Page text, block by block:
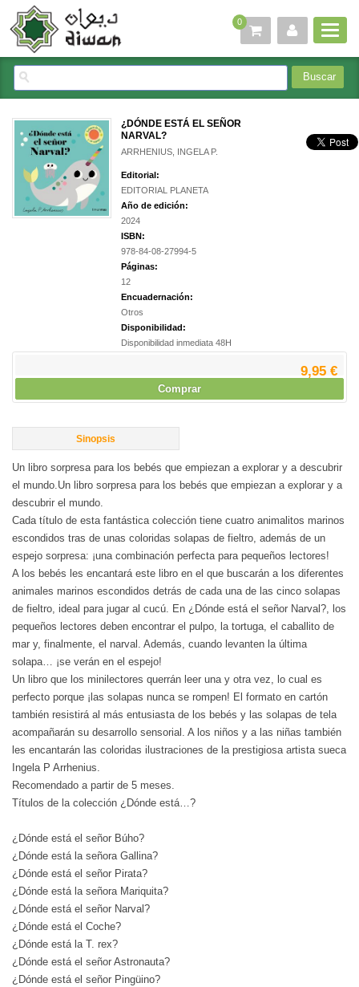
0
¿DÓNDE ESTÁ EL SEÑOR
NARVAL?
ARRHENIUS, INGELA P.
Editorial:
EDITORIAL PLANETA
Año de edición:
2024
ISBN:
978-84-08-27994-5
Páginas:
12
Encuadernación:
Otros
Disponibilidad:
Disponibilidad inmediata 48H
9,95 €
Comprar
Sinopsis
Un libro sorpresa para los bebés que empiezan a explorar y a descubrir
el mundo.Un libro sorpresa para los bebés que empiezan a explorar y a
descubrir el mundo.
Cada título de esta fantástica colección tiene cuatro animalitos marinos
escondidos tras de unas coloridas solapas de fieltro, además de un
espejo sorpresa: ¡una combinación perfecta para pequeños lectores!
A los bebés les encantará este libro en el que buscarán a los diferentes
animales marinos escondidos detrás de cada una de las cinco solapas
de fieltro, ideal para jugar al cucú. En ¿Dónde está el señor Narval?, los
pequeños lectores deben encontrar el pulpo, la tortuga, el caballito de
mar y, finalmente, el narval. Además, cuando levanten la última
solapa… ¡se verán en el espejo!
Un libro que los minilectores querrán leer una y otra vez, lo cual es
perfecto porque ¡las solapas nunca se rompen! El formato en cartón
también resistirá al más entusiasta de los bebés y las solapas de tela
acompañarán su desarrollo sensorial. A los niños y a las niñas también
les encantarán las coloridas ilustraciones de la prestigiosa artista sueca
Ingela P Arrhenius.
Recomendado a partir de 5 meses.
Títulos de la colección ¿Dónde está…?
¿Dónde está el señor Búho?
¿Dónde está la señora Gallina?
¿Dónde está el señor Pirata?
¿Dónde está la señora Mariquita?
¿Dónde está el señor Narval?
¿Dónde está el Coche?
¿Dónde está la T. rex?
¿Dónde está el señor Astronauta?
¿Dónde está el señor Pingüino?